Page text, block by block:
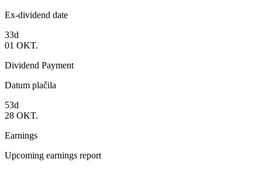
Ex-dividend date
33d
01 OKT.
Dividend Payment
Datum plačila
53d
28 OKT.
Earnings
Upcoming earnings report